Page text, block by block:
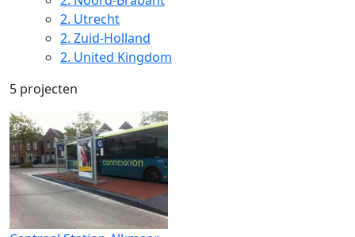
2. Utrecht
2. Zuid-Holland
2. United Kingdom
5 projecten